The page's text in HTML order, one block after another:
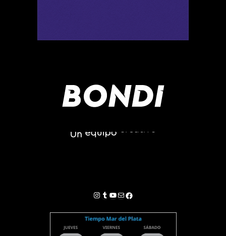
Instagram
Tumblr
YouTube
Correo electrónico
Facebook